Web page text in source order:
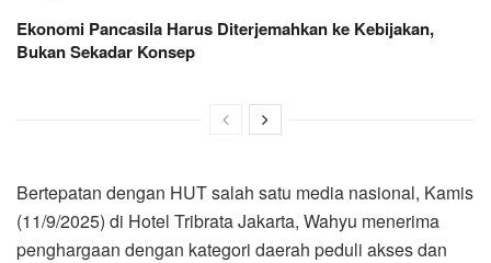
Ekonomi Pancasila Harus Diterjemahkan ke Kebijakan,
Bukan Sekadar Konsep
Bertepatan dengan HUT salah satu media nasional, Kamis
(11/9/2025) di Hotel Tribrata Jakarta, Wahyu menerima
penghargaan dengan kategori daerah peduli akses dan